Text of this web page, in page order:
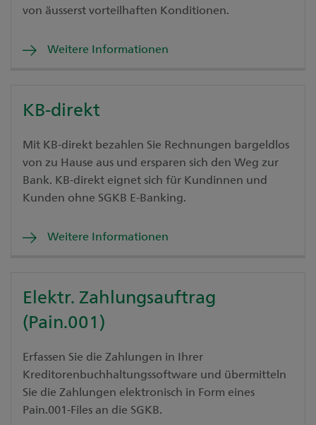
von äusserst vorteilhaften Konditionen.
Weitere Informationen
KB-direkt
Mit KB-direkt bezahlen Sie Rechnungen bargeldlos
von zu Hause aus und ersparen sich den Weg zur
Bank. KB-direkt eignet sich für Kundinnen und
Kunden ohne SGKB E-Banking.
Weitere Informationen
Elektr. Zahlungsauftrag
(Pain.001)
Erfassen Sie die Zahlungen in Ihrer
Kreditorenbuchhaltungssoftware und übermitteln
Sie die Zahlungen elektronisch in Form eines
Pain.001-Files an die SGKB.